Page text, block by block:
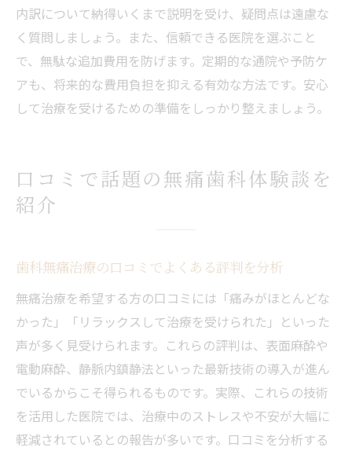
内訳について納得いくまで説明を受け、疑問点は遠慮な
く質問しましょう。また、信頼できる医院を選ぶこと
で、無駄な追加費用を防げます。定期的な通院や予防ケ
アも、将来的な費用負担を抑える有効な方法です。安心
して治療を受けるための準備をしっかり整えましょう。
口コミで話題の無痛歯科体験談を
紹介
歯科無痛治療の口コミでよくある評判を分析
無痛治療を希望する方の口コミには「痛みがほとんどな
かった」「リラックスして治療を受けられた」といった
声が多く見受けられます。これらの評判は、表面麻酔や
電動麻酔、静脈内鎮静法といった最新技術の導入が進ん
でいるからこそ得られるものです。実際、これらの技術
を活用した医院では、治療中のストレスや不安が大幅に
軽減されているとの報告が多いです。口コミを分析する